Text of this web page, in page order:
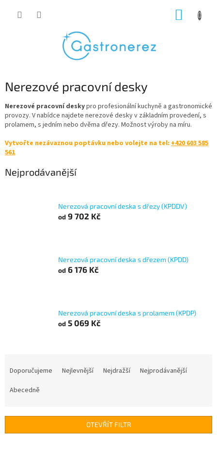
Nerezové pracovní desky
Nerezové pracovní deskypro profesionální kuchyně a gastronomické
provozy. V nabídce najdete nerezové desky v základním provedení, s
prolamem, s jedním nebo dvěma dřezy. Možnost výroby na míru.
Vytvořte nezávaznou poptávku nebo volejte na tel: +420 603 585
561
Nejprodávanější
Nerezová pracovní deska s dřezy (KPDDV)
od 9 702 Kč
Nerezová pracovní deska s dřezem (KPDD)
od 6 176 Kč
Nerezová pracovní deska s prolamem (KPDP)
od 5 069 Kč
r
Doporučujeme Nejlevnější Nejdražší
Nejprodávanější
Abecedně
OTEVŘÍT FILTR